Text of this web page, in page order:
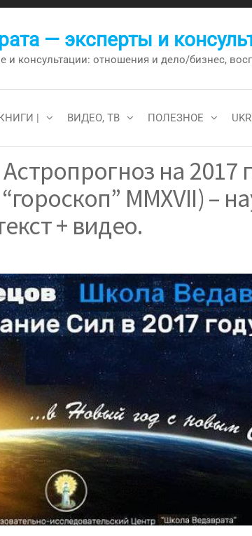
— эксперты и
консультации: отношения и дело/бизнес,
| ВИДЕО, ТВ ПОЛЕЗНОЕ UKR
на 2017
MMXVII) –
+ видео.